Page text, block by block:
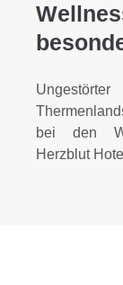
bei den
Herzblut